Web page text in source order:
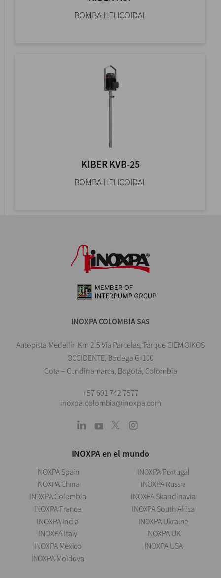
BOMBA HELICOIDAL
KIBER KVB-25
BOMBA HELICOIDAL
INOXPA COLOMBIA SAS
Autopista Medellín Km 2.5 Vía Parcelas, Parque CIEM OIKOS
OCCIDENTE, Bodega G-100
Cota – Cundinamarca, Bogotá, Colombia
+57 601 742 7577
inoxpa.colombia@inoxpa.com
INOXPA en el mundo
INOXPA Spain
INOXPA China
INOXPA Colombia
INOXPA France
INOXPA India
INOXPA Italy
INOXPA Mexico
INOXPA Moldova
INOXPA Portugal
INOXPA Russia
INOXPA Skandinavia
INOXPA South Africa
INOXPA Ukraine
INOXPA UK
INOXPA USA